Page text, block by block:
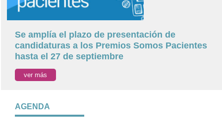
Se amplía el plazo de presentación de
candidaturas a los Premios Somos Pacientes
hasta el 27 de septiembre
ver más
AGENDA